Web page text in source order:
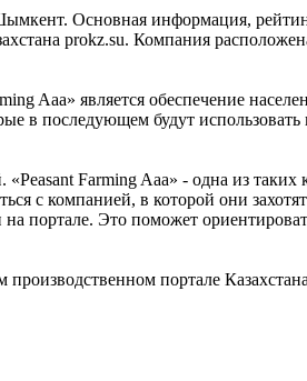
Основная информация,
prokz.su. Компания
Aaa» является обеспечение
в последующем будут
Farming Aaa» - одна из таких
с компанией, в которой они
портале. Это поможет
портале